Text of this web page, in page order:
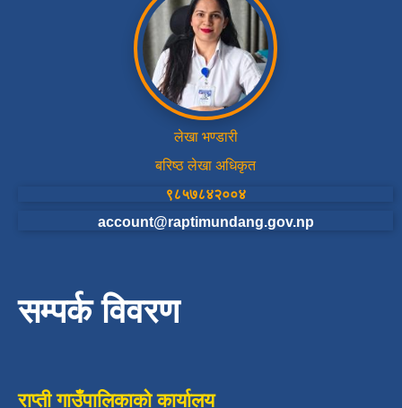
लेखा भण्डारी
बरिष्ठ लेखा अधिकृत
९८५७८४२००४
account@raptimundang.gov.np
सम्पर्क विवरण
राप्ती गाउँपालिकाको कार्यालय